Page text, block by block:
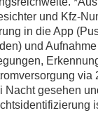
und Kfz-
in die App
und
via
Nacht gesehen